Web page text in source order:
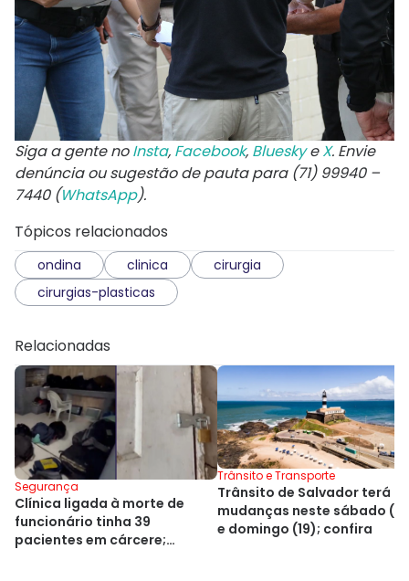
Siga a gente noInsta, Facebook, BlueskyeX. Envie
denúncia ou sugestão de pauta para (71) 99940 –
7440 (WhatsApp).
Tópicos relacionados
ondina clinica
cirurgia
cirurgias-plasticas
Relacionadas
Segurança
Clínica ligada à morte de
funcionário tinha 39
pacientes em cárcere;
Trânsito e Transporte
Trânsito de Salvador terá
mudanças neste sábado
e domingo (19); confira